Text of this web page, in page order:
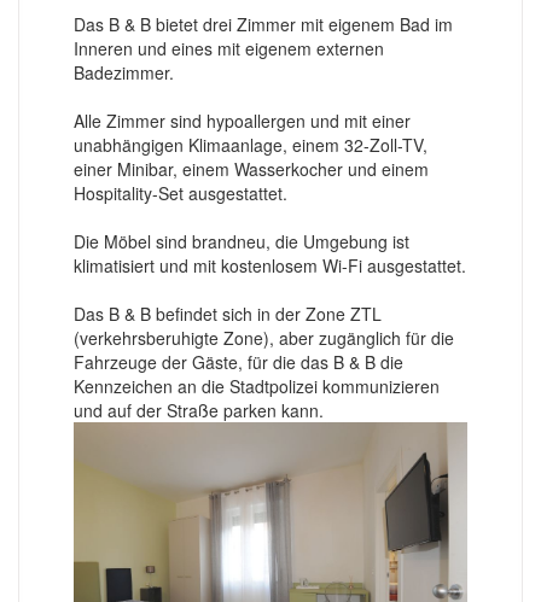
Das B & B bietet drei Zimmer mit eigenem Bad im
Inneren und eines mit eigenem externen
Badezimmer.
Alle Zimmer sind hypoallergen und mit einer
unabhängigen Klimaanlage, einem 32-Zoll-TV,
einer Minibar, einem Wasserkocher und einem
Hospitality-Set ausgestattet.
Die Möbel sind brandneu, die Umgebung ist
klimatisiert und mit kostenlosem Wi-Fi ausgestattet.
Das B & B befindet sich in der Zone ZTL
(verkehrsberuhigte Zone), aber zugänglich für die
Fahrzeuge der Gäste, für die das B & B die
Kennzeichen an die Stadtpolizei kommunizieren
und auf der Straße parken kann.